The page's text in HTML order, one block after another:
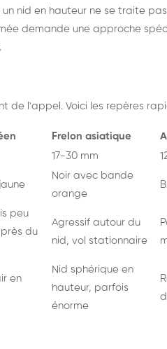
nid en hauteur ne se traite
demande une approche
de l'appel. Voici les repères
Frelon asiatique
17-30 mm
Noir avec bande
orange
peu
du
Agressif autour du
nid, vol stationnaire
en
Nid sphérique en
hauteur, parfois
énorme